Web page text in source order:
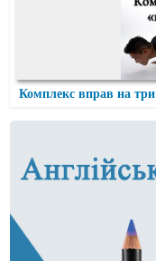
Комплекс вправ на